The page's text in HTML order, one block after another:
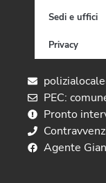
Sedi e uffici
Privacy
PEC:
Pronto
Agente